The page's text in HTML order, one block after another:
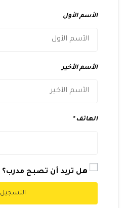
الأسم الأول
الأسم الأخير
الهاتف
هل تريد أن تصبح مدرب؟
التسجيل